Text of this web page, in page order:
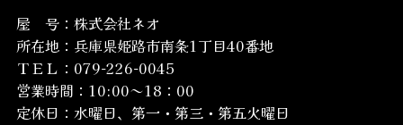
屋 号：株式会社ネオ
所在地： 兵庫県姫路市南条1丁目40番地
ＴＥＬ：079-226-0045
営業時間：10:00～18：00
定休日：水曜日、第一・第三・第五火曜日